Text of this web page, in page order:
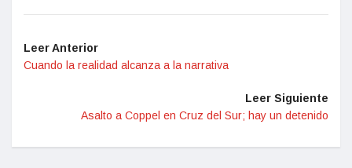
Leer Anterior
Cuando la realidad alcanza a la narrativa
Leer Siguiente
Asalto a Coppel en Cruz del Sur; hay un detenido